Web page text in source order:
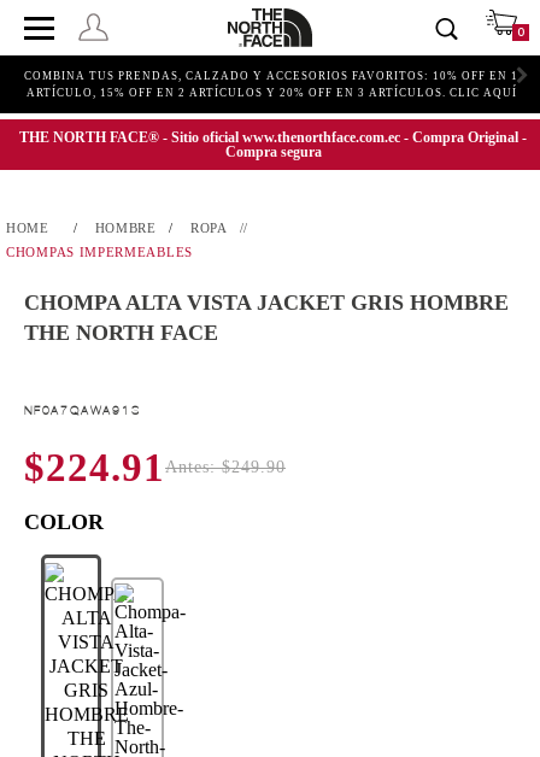
0
COMBINA TUS PRENDAS, CALZADO Y ACCESORIOS FAVORITOS: 10% OFF EN 1
ARTÍCULO, 15% OFF EN 2 ARTÍCULOS Y 20% OFF EN 3 ARTÍCULOS. CLIC AQUÍ
THE NORTH FACE® - Sitio oficial www.thenorthface.com.ec - Compra Original -
Compra segura
HOMBRE
ROPA
CHOMPAS IMPERMEABLES
CHOMPA ALTA VISTA JACKET GRIS HOMBRE
THE NORTH FACE
NF0A7QAWA91S
$224.91 Antes: $249.90